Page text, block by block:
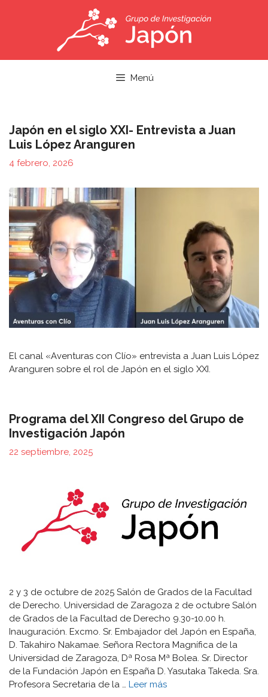
Menú
Japón en el siglo XXI- Entrevista a Juan
Luis López Aranguren
4 febrero, 2026
El canal «Aventuras con Clío» entrevista a Juan Luis López
Aranguren sobre el rol de Japón en el siglo XXI.
Programa del XII Congreso del Grupo de
Investigación Japón
22 septiembre, 2025
2 y 3 de octubre de 2025 Salón de Grados de la Facultad
de Derecho. Universidad de Zaragoza 2 de octubre Salón
de Grados de la Facultad de Derecho 9.30-10.00 h.
Inauguración. Excmo. Sr. Embajador del Japón en España,
D. Takahiro Nakamae. Señora Rectora Magnífica de la
Universidad de Zaragoza, Dª Rosa Mª Bolea. Sr. Director
de la Fundación Japón en España D. Yasutaka Takeda. Sra.
Profesora Secretaria de la … Leer más